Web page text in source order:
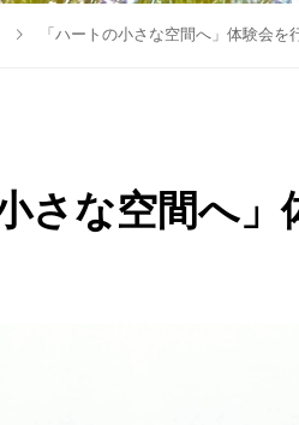
「ハートの小さな空間へ」体験会を
さな空間へ